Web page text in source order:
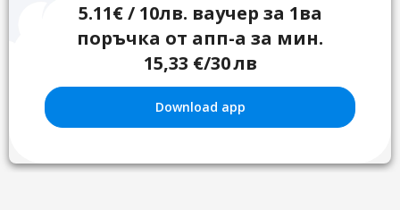
5.11€ / 10лв. ваучер за 1ва
поръчка от апп-а за мин.
15,33 €/30 лв
Download app